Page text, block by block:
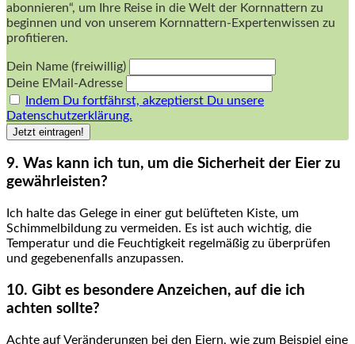
abonnieren“, um Ihre Reise in die Welt der Kornnattern zu
beginnen und von unserem Kornnattern-Expertenwissen zu
profitieren.
Dein Name (freiwillig)
Deine EMail-Adresse
Indem Du fortfährst, akzeptierst Du unsere
Datenschutzerklärung.
9. Was kann ich ​tun, um die Sicherheit der ‍Eier zu
gewährleisten?
Ich ​halte das Gelege in einer ⁤gut belüfteten Kiste, ‌um
Schimmelbildung zu vermeiden. Es ist auch ⁣wichtig, die
Temperatur und die Feuchtigkeit regelmäßig zu ⁢überprüfen⁤
und⁤ gegebenenfalls anzupassen.
10. Gibt es ‍besondere ​Anzeichen, auf die ich
achten sollte?
Achte auf⁢ Veränderungen ⁣bei den Eiern, wie zum Beispiel eine